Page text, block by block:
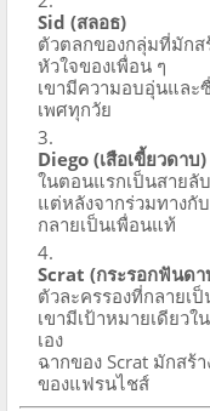
Sid (สลอธ)
ตัวตลกของกลุ่มที่มักส
หัวใจของเพื่อน ๆ
เขามีความอบอุ่นแล
เพศทุกวัย
Diego (เสือเขี้ยวดาบ)
ในตอนแรกเป็นสายลั
แต่หลังจากร่วมทางกั
กลายเป็นเพื่อนแท้
Scrat (กระรอกฟันดา
ตัวละครรองที่กลายเ
เขามีเป้าหมายเดียว
เอง
ฉากของ Scrat มักสร้
ของแฟรนไชส์